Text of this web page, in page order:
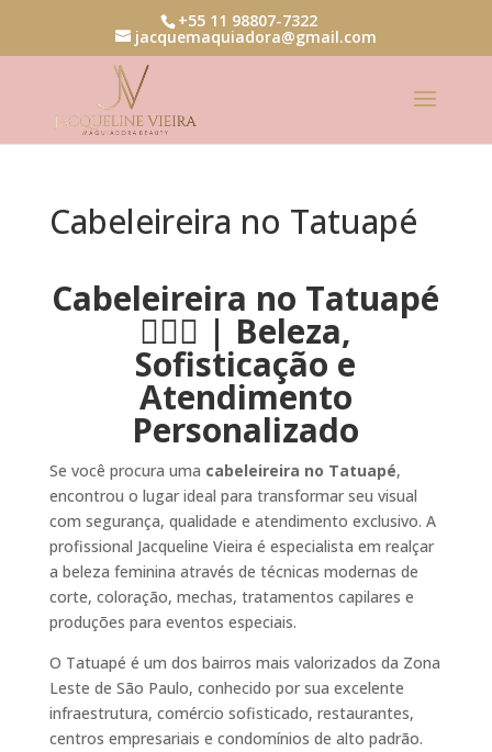
+55 11 98807-7322
jacquemaquiadora@gmail.com
Cabeleireira no Tatuapé
Cabeleireira no Tatuapé
💇‍♀️✨ | Beleza,
Sofisticação e
Atendimento
Personalizado
Se você procura uma cabeleireira no Tatuapé,
encontrou o lugar ideal para transformar seu visual
com segurança, qualidade e atendimento exclusivo. A
profissional Jacqueline Vieira é especialista em realçar
a beleza feminina através de técnicas modernas de
corte, coloração, mechas, tratamentos capilares e
produções para eventos especiais.
O Tatuapé é um dos bairros mais valorizados da Zona
Leste de São Paulo, conhecido por sua excelente
infraestrutura, comércio sofisticado, restaurantes,
centros empresariais e condomínios de alto padrão.